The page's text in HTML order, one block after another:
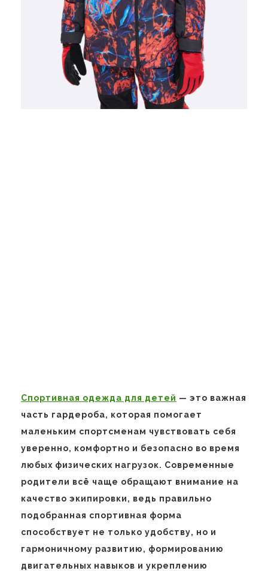
Спортивная одежда для детей — это важная
часть гардероба, которая помогает
маленьким спортсменам чувствовать себя
уверенно, комфортно и безопасно во время
любых физических нагрузок. Современные
родители всё чаще обращают внимание на
качество экипировки, ведь правильно
подобранная спортивная форма
способствует не только удобству, но и
гармоничному развитию, формированию
двигательных навыков и укреплению